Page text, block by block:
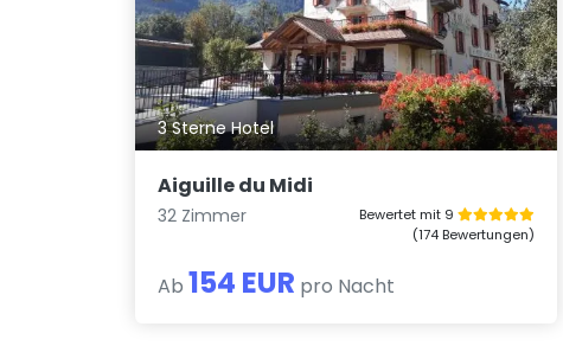
3 Sterne Hotel
Aiguille du Midi
32 Zimmer
Bewertet mit 9
(174 Bewertungen)
Ab154 EUR pro Nacht